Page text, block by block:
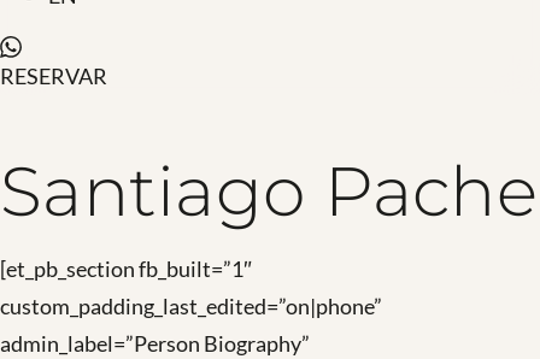
RESERVAR
Santiago Pache
[et_pb_section fb_built=”1″
custom_padding_last_edited=”on|phone”
admin_label=”Person Biography”